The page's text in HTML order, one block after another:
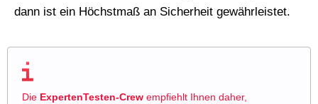
dann ist ein Höchstmaß an Sicherheit gewährleistet.
Die ExpertenTesten-Crew empfiehlt Ihnen daher,